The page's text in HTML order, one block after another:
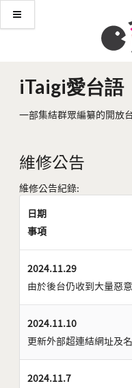
iTaigi愛台語
一部集結群眾編纂的開放
維修公告
維修公告紀錄:
日期
事項
2024.11.29
由於後台仍收到大量惡
2024.11.10
更新外部超連結網址及
2024.11.7